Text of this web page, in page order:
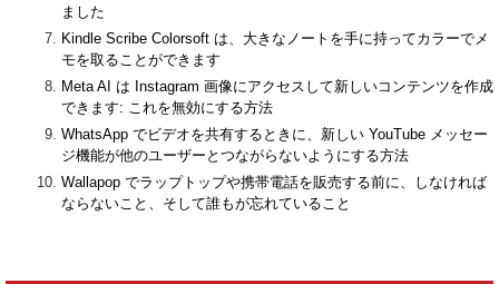
ました
Kindle Scribe Colorsoft は、大きなノートを手に持ってカラーでメ
モを取ることができます
Meta AI は Instagram 画像にアクセスして新しいコンテンツを作成
できます: これを無効にする方法
WhatsApp でビデオを共有するときに、新しい YouTube メッセー
ジ機能が他のユーザーとつながらないようにする方法
Wallapop でラップトップや携帯電話を販売する前に、しなければ
ならないこと、そして誰もが忘れていること